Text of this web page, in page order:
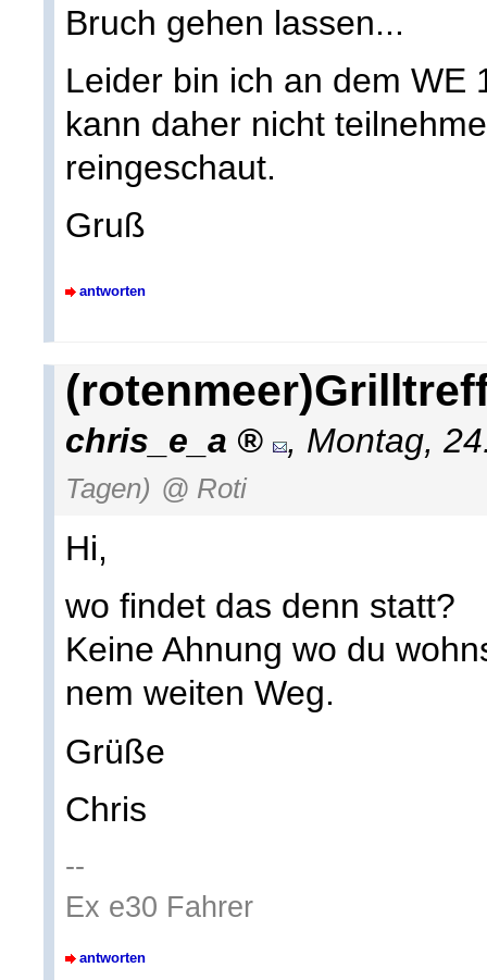
Bruch gehen lassen...
Leider bin ich an dem WE
kann daher nicht
reingeschaut.
Gruß
antworten
chris_e_a , Montag,
Tagen) @ Roti
Hi,
wo findet das denn statt?
Keine Ahnung wo du
nem weiten Weg.
Grüße
Chris
--
Ex e30 Fahrer
antworten